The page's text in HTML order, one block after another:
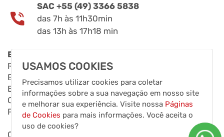
USAMOS COOKIES
Precisamos utilizar cookies para coletar
informações sobre a sua navegação em nosso site
e melhorar sua experiência. Visite nossa Páginas
de Cookies para mais informações. Você aceita o
uso de cookies?
SAC +55 (49) 3366 5838
das 7h às 11h30min
das 13h às 17h18 min
Endereço
Rua Fernando de Noronha, 11808
Bairro Distrito Industrial Leste
BR 282, KM 575
CEP 89870 000
Pinhalzinho, Santa Catarina, Brasil
00.851.124/0001-80 - Clarice Eletrodomésticos LTDA